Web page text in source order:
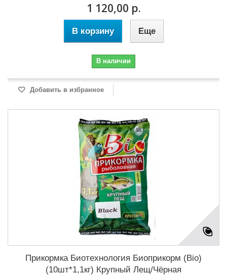
1 120,00 р.
В корзину Еще
В наличии
Добавить в избранное
Прикормка Биотехнология Биоприкорм (Bio)
(10шт*1,1кг) Крупный Лещ/Чёрная